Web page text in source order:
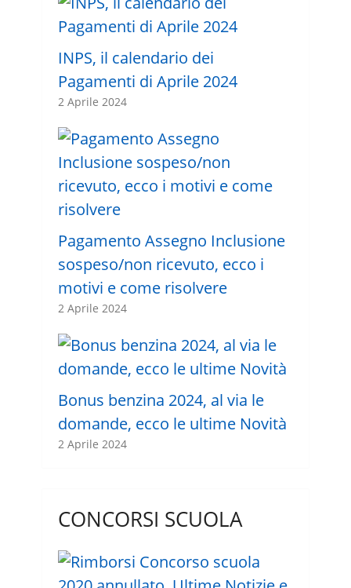
INPS, il calendario dei
Pagamenti di Aprile 2024
2 Aprile 2024
Pagamento Assegno Inclusione
sospeso/non ricevuto, ecco i
motivi e come risolvere
2 Aprile 2024
Bonus benzina 2024, al via le
domande, ecco le ultime Novità
2 Aprile 2024
CONCORSI SCUOLA